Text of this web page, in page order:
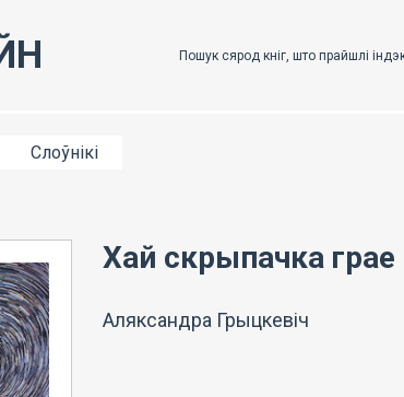
Слоўнікі
Хай скрыпачка грае
Аляксандра Грыцкевіч